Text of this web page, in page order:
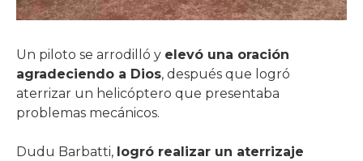
Un piloto se arrodilló y elevó una oración
agradeciendo a Dios, después que logró
aterrizar un helicóptero que presentaba
problemas mecánicos.
Dudu Barbatti, logró realizar un aterrizaje